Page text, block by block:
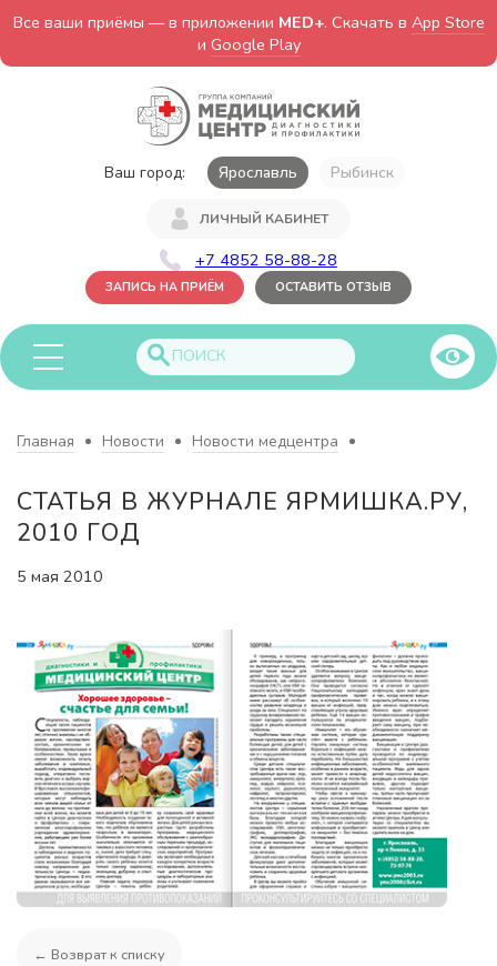
Все ваши приёмы — в приложении MED+. Скачать в App Store
и Google Play
Ваш город: Ярославль Рыбинск
ЛИЧНЫЙ КАБИНЕТ
+7 4852 58-88-28
ЗАПИСЬ НА ПРИЁМ ОСТАВИТЬ ОТЗЫВ
Главная Новости Новости медцентра
СТАТЬЯ В ЖУРНАЛЕ ЯРМИШКА.РУ,
2010 ГОД
5 мая 2010
← Возврат к списку